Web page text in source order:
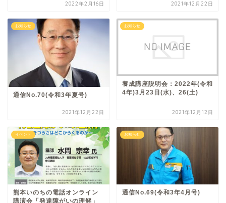
2022年2月16日 2021年12月22日
お知らせ
通信No.70(令和3年夏号)
2021年12月22日
お知らせ
養成講座説明会：2022年(令和
4年)3月23日(水)、26(土)
2021年12月12日
イベント
熊本いのちの電話オンライン
講演会「発達障がいの理解」
お知らせ
通信No.69(令和3年4月号)